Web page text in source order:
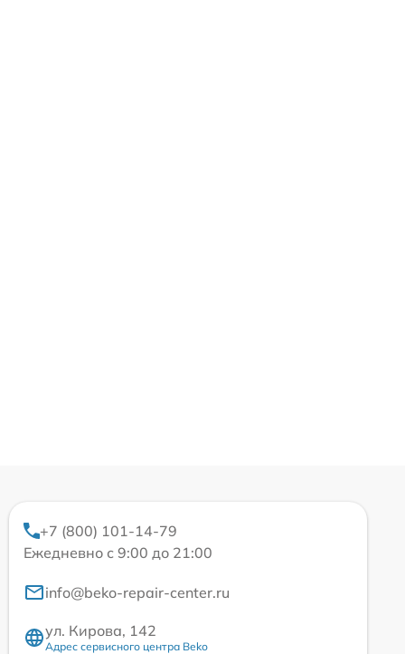
+7 (800) 101-14-79
Ежедневно с 9:00 до 21:00
info@beko-repair-center.ru
ул. Кирова, 142
Адрес сервисного центра Beko